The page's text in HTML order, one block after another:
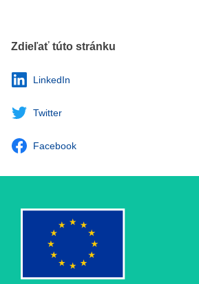
Zdieľať túto stránku
LinkedIn
Twitter
Facebook